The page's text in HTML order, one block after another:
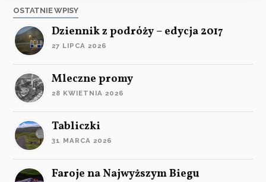
OSTATNIE WPISY
Dziennik z podróży – edycja 2017
27 LIPCA 2026
Mleczne promy
28 KWIETNIA 2026
Tabliczki
31 MARCA 2026
Faroje na Najwyższym Biegu